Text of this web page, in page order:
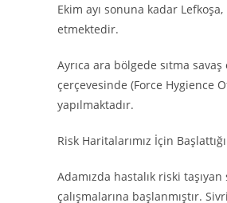
Ekim ayı sonuna kadar
etmektedir.
Ayrıca ara bölgede sıtma
çerçevesinde (Force Hygience
yapılmaktadır.
Risk Haritalarımız İçin
Adamızda hastalık riski
çalışmalarına başlanmıştır.